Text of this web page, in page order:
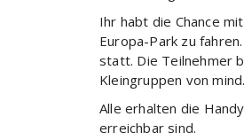
Ihr habt die Chance
Europa-Park zu
statt. Die Teilnehmer
Kleingruppen von
Alle erhalten die
erreichbar sind.